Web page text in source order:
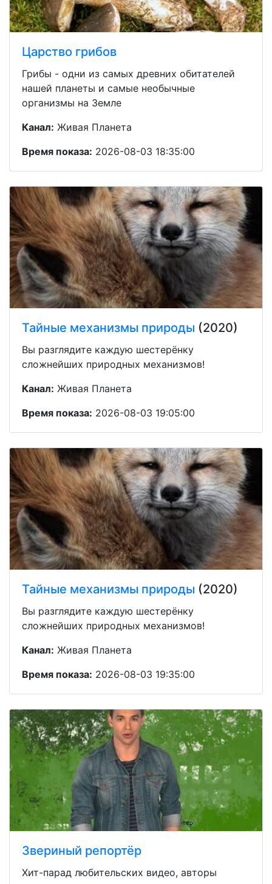
Царство грибов
Грибы - одни из самых древних обитателей
нашей планеты и самые необычные
организмы на Земле
Канал: Живая Планета
Время показа: 2026-08-03 18:35:00
Тайные механизмы природы (2020)
Вы разглядите каждую шестерёнку
сложнейших природных механизмов!
Канал: Живая Планета
Время показа: 2026-08-03 19:05:00
Тайные механизмы природы (2020)
Вы разглядите каждую шестерёнку
сложнейших природных механизмов!
Канал: Живая Планета
Время показа: 2026-08-03 19:35:00
Звериный репортёр
Хит-парад любительских видео, авторы